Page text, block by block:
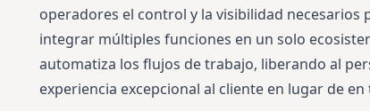
operadores el control y la visibilidad necesarios
integrar múltiples funciones en un solo
automatiza los flujos de trabajo, liberando al
experiencia excepcional al cliente en lugar de